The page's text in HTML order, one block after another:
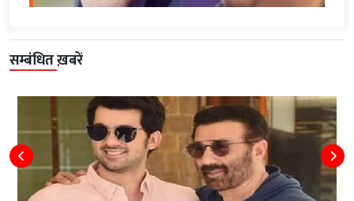
सम्बंधित ख़बरें